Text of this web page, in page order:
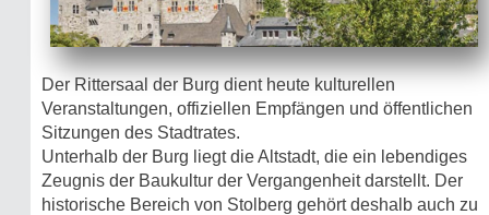
Der Rittersaal der Burg dient heute kulturellen
Veranstaltungen, offiziellen Empfängen und öffentlichen
Sitzungen des Stadtrates.
Unterhalb der Burg liegt die Altstadt, die ein lebendiges
Zeugnis der Baukultur der Vergangenheit darstellt. Der
historische Bereich von Stolberg gehört deshalb auch zu